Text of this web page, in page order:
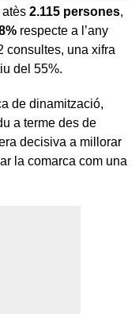
atès 2.115 persones,
respecte a l’any
consultes, una xifra
del 55%.
de dinamització,
a terme des de
decisiva a millorar
la comarca com una